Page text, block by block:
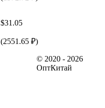
$31.05
(2551.65 ₽)
© 2020 - 2026
ОптКитай